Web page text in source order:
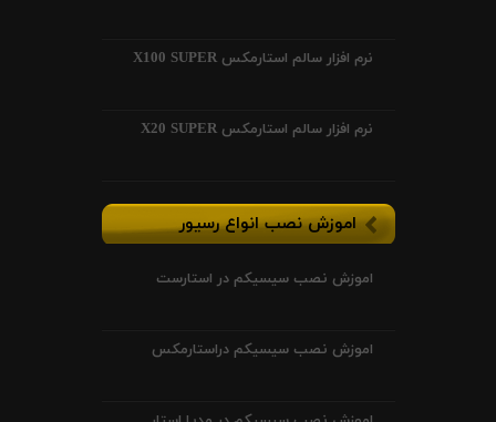
نرم افزار سالم استارمکس X100 SUPER
نرم افزار سالم استارمکس X20 SUPER
اموزش نصب انواع رسیور
اموزش نصب سیسیکم در استارست
اموزش نصب سیسیکم دراستارمکس